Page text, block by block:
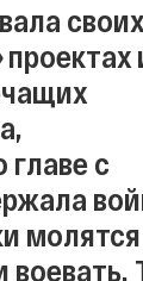
своих
с